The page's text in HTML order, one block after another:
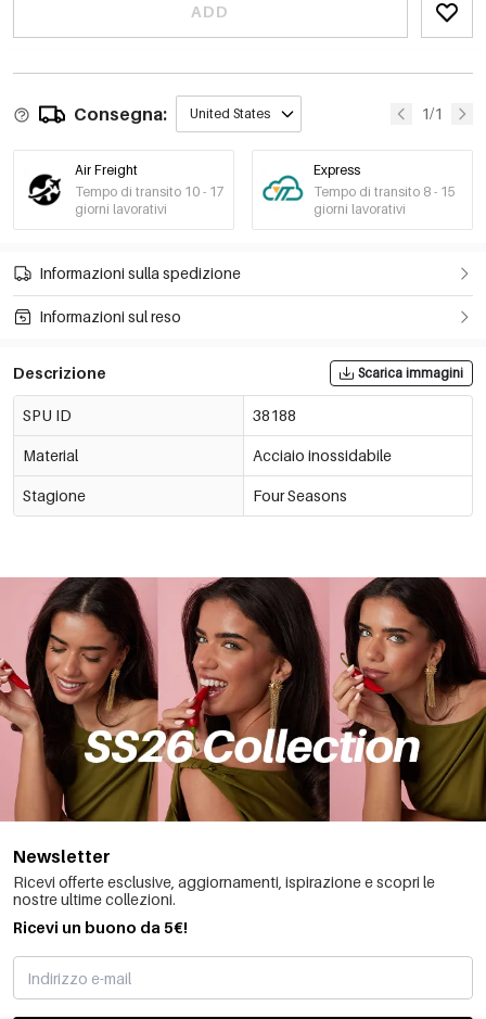
ADD
Consegna: United States 1/1
Air Freight
Tempo di transito 10 - 17
giorni lavorativi
Express
Tempo di transito 8 - 15
giorni lavorativi
Informazioni sulla spedizione
Informazioni sul reso
Descrizione Scarica immagini
SPU ID 38188
Material Acciaio inossidabile
Stagione Four Seasons
Newsletter
Ricevi offerte esclusive, aggiornamenti, ispirazione e scopri le
nostre ultime collezioni.
Ricevi un buono da 5€!